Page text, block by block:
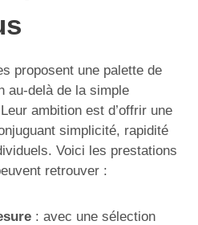
proposent une palette de
au-delà de la simple
ambition est d’offrir une
simplicité, rapidité
Voici les prestations
retrouver :
: avec une sélection